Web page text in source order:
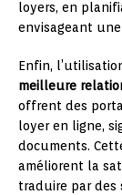
loyers, en
envisageant
Enfin,
meilleure
offrent des
loyer en ligne,
documents.
améliorent la
traduire par des